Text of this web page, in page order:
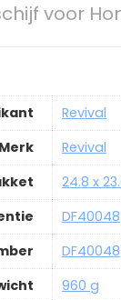
voor
Revival
Merk
Revival
24.8 x
DF40048
DF40048
960 g